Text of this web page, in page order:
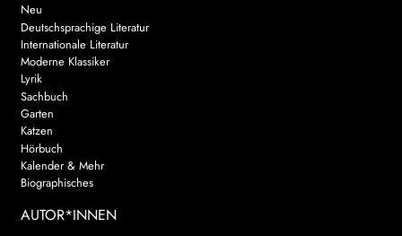
Neu
Deutschsprachige Literatur
Internationale Literatur
Moderne Klassiker
Lyrik
Sachbuch
Garten
Katzen
Hörbuch
Kalender & Mehr
Biographisches
AUTOR*INNEN